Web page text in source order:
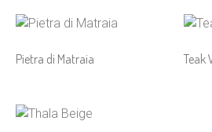
Pietra di Matraia Teak